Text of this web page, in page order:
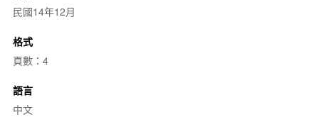
民國14年12月
格式
頁數：4
語言
中文